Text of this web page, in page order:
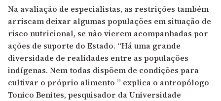
Na avaliação de especialistas, as restrições também
arriscam deixar algumas populações em situação de
risco nutricional, se não vierem acompanhadas por
ações de suporte do Estado. “Há uma grande
diversidade de realidades entre as populações
indígenas. Nem todas dispõem de condições para
cultivar o próprio alimento ” explica o antropólogo
Tonico Benites, pesquisador da Universidade